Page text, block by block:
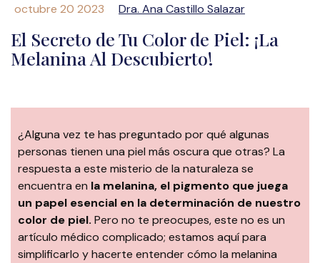
octubre 20 2023 Dra. Ana Castillo Salazar
El Secreto de Tu Color de Piel: ¡La
Melanina Al Descubierto!
¿Alguna vez te has preguntado por qué algunas
personas tienen una piel más oscura que otras? La
respuesta a este misterio de la naturaleza se
encuentra en la melanina, el pigmento que juega
un papel esencial en la determinación de nuestro
color de piel. Pero no te preocupes, este no es un
artículo médico complicado; estamos aquí para
simplificarlo y hacerte entender cómo la melanina